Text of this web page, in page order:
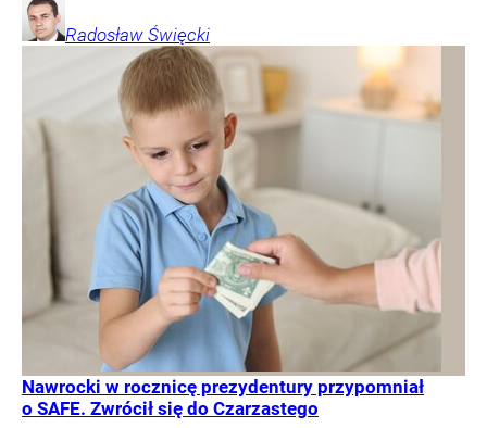
Radosław Święcki
Nawrocki w rocznicę prezydentury przypomniał
o SAFE. Zwrócił się do Czarzastego